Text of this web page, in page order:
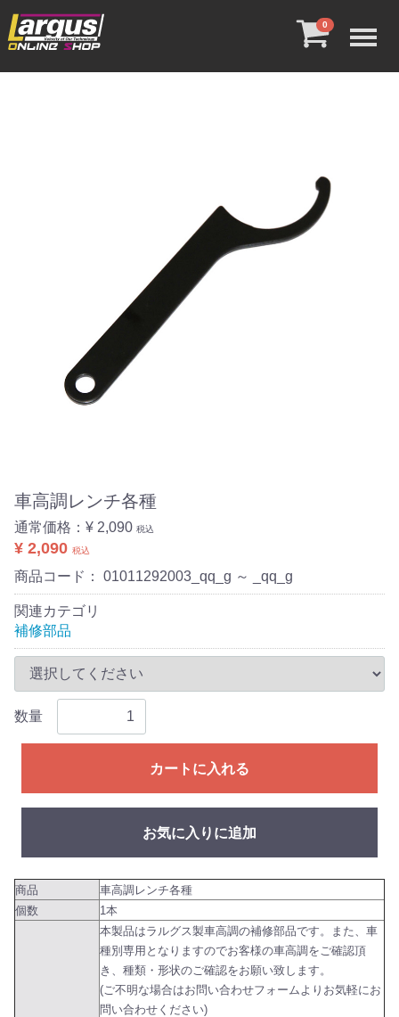
0
車高調レンチ各種
通常価格： ¥ 2,090 税込
¥ 2,090 税込
商品コード： 01011292003_qq_g ～ _qq_g
関連カテゴリ
補修部品
数量
カートに入れる
お気に入りに追加
商品
車高調レンチ各種
個数
1本
本製品はラルグス製車高調の補修部品です。また、車
種別専用となりますのでお客様の車高調をご確認頂
き、種類・形状のご確認をお願い致します。
(ご不明な場合はお問い合わせフォームよりお気軽にお
問い合わせください)